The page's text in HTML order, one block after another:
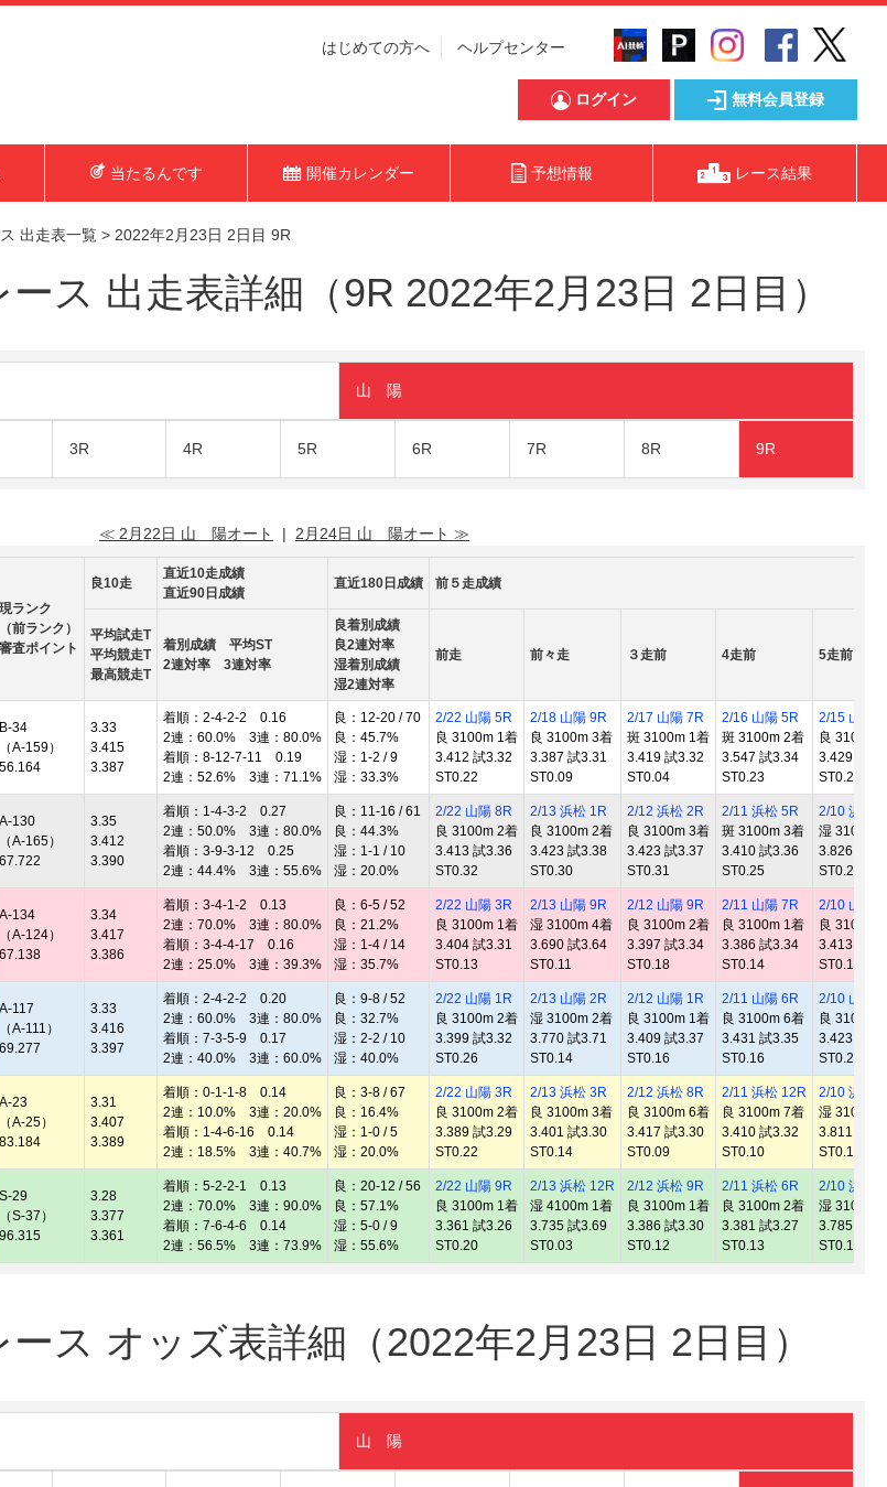
はじめての方へ ヘルプセンター
ログイン 無料会員登録
当たるんです 開催カレンダー 予想情報 レース結果
出走表一覧 > 2022年2月23日 2日目 9R
ス 出走表詳細（9R 2022年2月23日 2日目）
山 陽
3R 4R 5R 6R 7R 8R 9R
≪ 2月22日 山 陽オート | 2月24日 山 陽オート ≫
現ランク
（前ランク）
審査ポイント
良10走
直近10走成績
直近90日成績
直近180日成績 前５走成績
平均試走T
平均競走T
最高競走T
着別成績 平均ST
2連対率 3連対率
良着別成績
良2連対率
湿着別成績
湿2連対率
前走 前々走 ３走前 4走前 5走前
B-34
（A-159）
56.164
3.33
3.415
3.387
着順：2-4-2-2 0.16
2連：60.0% 3連：80.0%
着順：8-12-7-11 0.19
2連：52.6% 3連：71.1%
良：12-20 / 70
良：45.7%
湿：1-2 / 9
湿：33.3%
2/22 山陽 5R
良 3100m 1着
3.412 試3.32
ST0.22
2/18 山陽 9R
良 3100m 3着
3.387 試3.31
ST0.09
2/17 山陽 7R
斑 3100m 1着
3.419 試3.32
ST0.04
2/16 山陽 5R
斑 3100m 2着
3.547 試3.34
ST0.23
2/15 山陽
良 3100m
3.429 試
ST0.28
A-130
（A-165）
67.722
3.35
3.412
3.390
着順：1-4-3-2 0.27
2連：50.0% 3連：80.0%
着順：3-9-3-12 0.25
2連：44.4% 3連：55.6%
良：11-16 / 61
良：44.3%
湿：1-1 / 10
湿：20.0%
2/22 山陽 8R
良 3100m 2着
3.413 試3.36
ST0.32
2/13 浜松 1R
良 3100m 2着
3.423 試3.38
ST0.30
2/12 浜松 2R
良 3100m 3着
3.423 試3.37
ST0.31
2/11 浜松 5R
斑 3100m 3着
3.410 試3.36
ST0.25
2/10 浜松
湿 3100m
3.826 試
ST0.26
A-134
（A-124）
67.138
3.34
3.417
3.386
着順：3-4-1-2 0.13
2連：70.0% 3連：80.0%
着順：3-4-4-17 0.16
2連：25.0% 3連：39.3%
良：6-5 / 52
良：21.2%
湿：1-4 / 14
湿：35.7%
2/22 山陽 3R
良 3100m 1着
3.404 試3.31
ST0.13
2/13 山陽 9R
湿 3100m 4着
3.690 試3.64
ST0.11
2/12 山陽 9R
良 3100m 2着
3.397 試3.34
ST0.18
2/11 山陽 7R
良 3100m 1着
3.386 試3.34
ST0.14
2/10 山陽
良 3100m
3.413 試
ST0.12
A-117
（A-111）
69.277
3.33
3.416
3.397
着順：2-4-2-2 0.20
2連：60.0% 3連：80.0%
着順：7-3-5-9 0.17
2連：40.0% 3連：60.0%
良：9-8 / 52
良：32.7%
湿：2-2 / 10
湿：40.0%
2/22 山陽 1R
良 3100m 2着
3.399 試3.32
ST0.26
2/13 山陽 2R
湿 3100m 2着
3.770 試3.71
ST0.14
2/12 山陽 1R
良 3100m 1着
3.409 試3.37
ST0.16
2/11 山陽 6R
良 3100m 6着
3.431 試3.35
ST0.16
2/10 山陽
良 3100m
3.423 試
ST0.26
A-23
（A-25）
83.184
3.31
3.407
3.389
着順：0-1-1-8 0.14
2連：10.0% 3連：20.0%
着順：1-4-6-16 0.14
2連：18.5% 3連：40.7%
良：3-8 / 67
良：16.4%
湿：1-0 / 5
湿：20.0%
2/22 山陽 3R
良 3100m 2着
3.389 試3.29
ST0.22
2/13 浜松 3R
良 3100m 3着
3.401 試3.30
ST0.14
2/12 浜松 8R
良 3100m 6着
3.417 試3.30
ST0.09
2/11 浜松 12R
良 3100m 7着
3.410 試3.32
ST0.10
2/10 浜松
湿 3100m
3.811 試
ST0.13
S-29
（S-37）
96.315
3.28
3.377
3.361
着順：5-2-2-1 0.13
2連：70.0% 3連：90.0%
着順：7-6-4-6 0.14
2連：56.5% 3連：73.9%
良：20-12 / 56
良：57.1%
湿：5-0 / 9
湿：55.6%
2/22 山陽 9R
良 3100m 1着
3.361 試3.26
ST0.20
2/13 浜松 12R
湿 4100m 1着
3.735 試3.69
ST0.03
2/12 浜松 9R
良 3100m 1着
3.386 試3.30
ST0.12
2/11 浜松 6R
良 3100m 2着
3.381 試3.27
ST0.13
2/10 浜松
湿 3100m
3.785 試
ST0.12
ス オッズ表詳細（2022年2月23日 2日目）
山 陽